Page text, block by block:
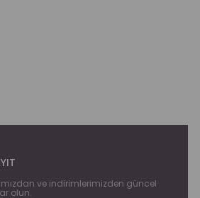
ve indirimlerimizden güncel
olun.